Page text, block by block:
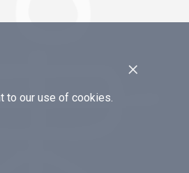
×
to our use of cookies.